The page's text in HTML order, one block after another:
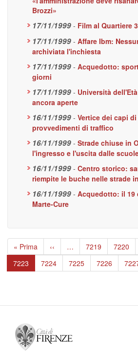
Brozzi»
17/11/1999 - Film al Quartiere 3
17/11/1999 - Affare Ibm:
archiviata l'inchiesta
17/11/1999 - Acquedotto:
giorni
17/11/1999 - Università
ancora aperte
16/11/1999 - Vertice dei capi
provvedimenti di traffico
16/11/1999 - Strade chiuse in
l'ingresso e l'uscita dalle
16/11/1999 - Centro storico:
riempite le buche nelle strade
16/11/1999 - Acquedotto: il 19
Marte-Cure
Paginazione
Prima
pagina
« Prima
Pagina
precedente
‹‹ … Page
7219 Page
7220
Pagina
attuale
7223 Page
7224 Page
7225 Page
7226